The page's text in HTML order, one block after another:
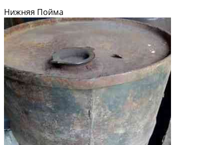
Нижняя Пойма